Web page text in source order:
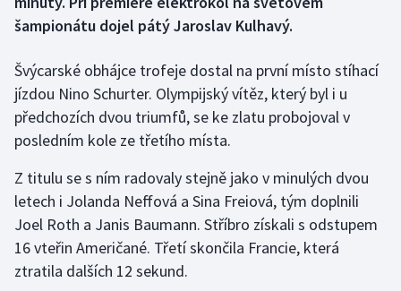
Futsal
Golf
Gymnastika
Jezdectví
Judo
Krasobruslení
šampionátu dojel pátý Jaroslav Kulhavý.
Švýcarské obhájce trofeje dostal na první místo stíhací
jízdou Nino Schurter. Olympijský vítěz, který byl i u
předchozích dvou triumfů, se ke zlatu probojoval v
posledním kole ze třetího místa.
Z titulu se s ním radovaly stejně jako v minulých dvou
letech i Jolanda Neffová a Sina Freiová, tým doplnili
Joel Roth a Janis Baumann. Stříbro získali s odstupem
16 vteřin Američané. Třetí skončila Francie, která
ztratila dalších 12 sekund.